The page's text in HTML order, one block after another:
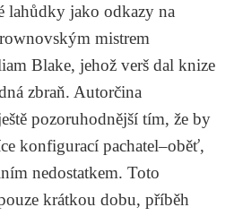
lahůdky jako odkazy na
mistrem
Blake, jehož verš dal knize
zbraň. Autorčina
pozoruhodnější tím, že by
konfigurací pachatel–oběť,
nedostatkem. Toto
krátkou dobu, příběh